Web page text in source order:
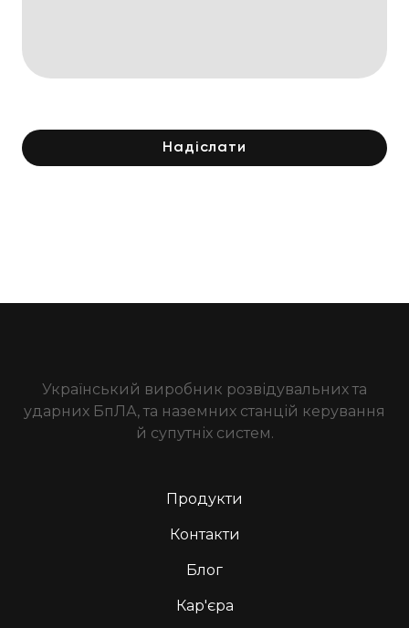
Надіслати
Український виробник розвідувальних та
ударних БпЛА, та наземних станцій керування
й супутніх систем.
Продукти
Контакти
Блог
Кар'єра